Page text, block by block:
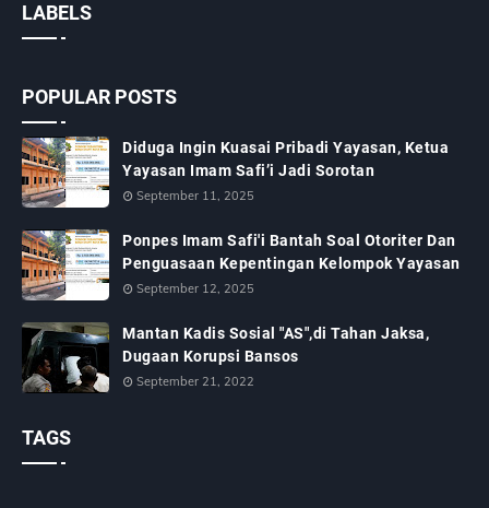
LABELS
POPULAR POSTS
Diduga Ingin Kuasai Pribadi Yayasan, Ketua
Yayasan Imam Safi’i Jadi Sorotan
September 11, 2025
Ponpes Imam Safi'i Bantah Soal Otoriter Dan
Penguasaan Kepentingan Kelompok Yayasan
September 12, 2025
Mantan Kadis Sosial "AS",di Tahan Jaksa,
Dugaan Korupsi Bansos
September 21, 2022
TAGS